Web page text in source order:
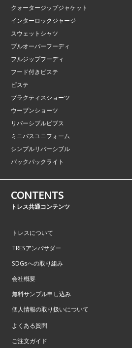
クォータージップジャケット
インターロックジャージ
スウェットシャツ
プルオーバーフーディ
フルジップフーディ
フード付きピステ
ピステ
プラクティスショーツ
ウーブンショーツ
リバーシブルビブス
ミニバスユニフォーム
シンプルリバーシブル
バックパックライト
CONTENTS
トレス共通コンテンツ
トレスについて
TRESアンバサダー
SDGsへの取り組み
会社概要
無料サンプル申し込み
個人情報の取り扱いについて
よくある質問
ご注文ガイド